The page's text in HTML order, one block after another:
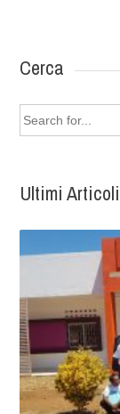
Cerca
Search
for:
Ultimi Articoli